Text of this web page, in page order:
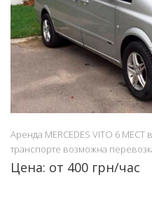
Аренда MERCEDES VITO 6
транспорте возможна
Цена: от 400 грн/час